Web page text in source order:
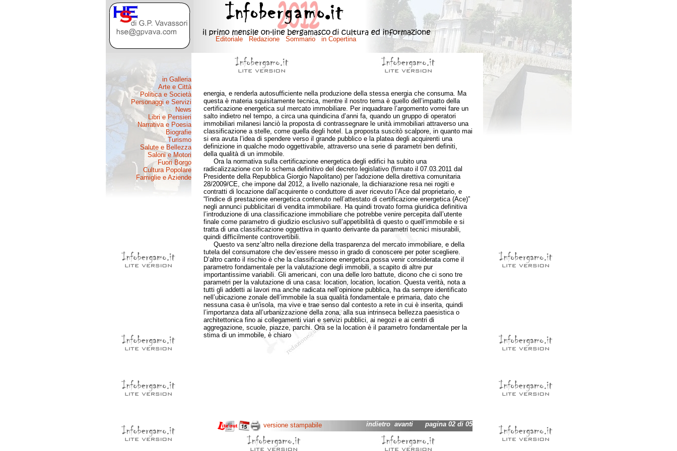
energia, e renderla autosufficiente nella produzione della stessa energia che consuma. Ma
questa è materia squisitamente tecnica, mentre il nostro tema è quello dell’impatto della
certificazione energetica sul mercato immobiliare. Per inquadrare l’argomento vorrei fare un
salto indietro nel tempo, a circa una quindicina d’anni fa, quando un gruppo di operatori
immobiliari milanesi lanciò la proposta di contrassegnare le unità immobiliari attraverso una
classificazione a stelle, come quella degli hotel. La proposta suscitò scalpore, in quanto mai
si era avuta l’idea di spendere verso il grande pubblico e la platea degli acquirenti una
definizione in qualche modo oggettivabile, attraverso una serie di parametri ben definiti,
della qualità di un immobile.
Ora la normativa sulla certificazione energetica degli edifici ha subito una
radicalizzazione con lo schema definitivo del decreto legislativo (firmato il 07.03.2011 dal
Presidente della Repubblica Giorgio Napolitano) per l'adozione della direttiva comunitaria
28/2009/CE, che impone dal 2012, a livello nazionale, la dichiarazione resa nei rogiti e
contratti di locazione dall’acquirente o conduttore di aver ricevuto l’Ace dal proprietario, e
“l'indice di prestazione energetica contenuto nell’attestato di certificazione energetica (Ace)”
negli annunci pubblicitari di vendita immobiliare. Ha quindi trovato forma giuridica definitiva
l’introduzione di una classificazione immobiliare che potrebbe venire percepita dall’utente
finale come parametro di giudizio esclusivo sull’appetibilità di questo o quell’immobile e si
tratta di una classificazione oggettiva in quanto derivante da parametri tecnici misurabili,
quindi difficilmente controvertibili.
Questo va senz’altro nella direzione della trasparenza del mercato immobiliare, e della
tutela del consumatore che dev’essere messo in grado di conoscere per poter scegliere.
D’altro canto il rischio è che la classificazione energetica possa venir considerata come il
parametro fondamentale per la valutazione degli immobili, a scapito di altre pur
importantissime variabili. Gli americani, con una delle loro battute, dicono che ci sono tre
parametri per la valutazione di una casa: location, location, location. Questa verità, nota a
tutti gli addetti ai lavori ma anche radicata nell’opinione pubblica, ha da sempre identificato
nell’ubicazione zonale dell’immobile la sua qualità fondamentale e primaria, dato che
nessuna casa è un'isola, ma vive e trae senso dal contesto a rete in cui è inserita, quindi
l’importanza data all’urbanizzazione della zona, alla sua intrinseca bellezza paesistica o
architettonica fino ai collegamenti viari e servizi pubblici, ai negozi e ai centri di
aggregazione, scuole, piazze, parchi. Ora se la location è il parametro fondamentale per la
stima di un immobile, è chiaro
versione stampabile indietro avantipagina 02 di 05